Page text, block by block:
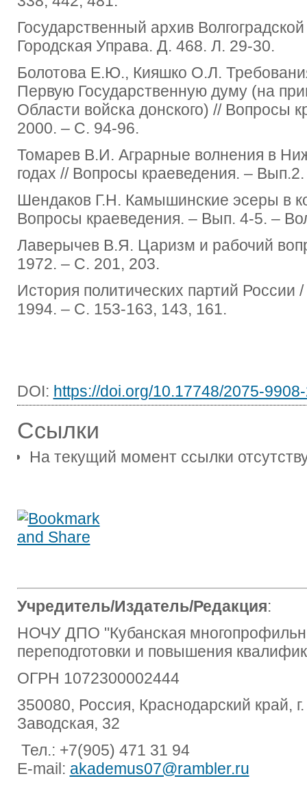
Государственный архив
Городская Управа. Д. 468. Л. 29-30.
Болотова Е.Ю., Кияшко О.Л.
Первую Государственную думу (на
Области войска донского) // Вопросы
2000. ‒ С. 94-96.
Томарев В.И. Аграрные волнения в
годах // Вопросы краеведения. ‒
Шендаков Г.Н. Камышинские эсеры в
Вопросы краеведения. ‒ Вып. 4-5. ‒
Лаверычев В.Я. Царизм и рабочий
1972. ‒ С. 201, 203.
История политических партий
1994. ‒ С. 153-163, 143, 161.
DOI: https://doi.org/10.17748/2075-
Ссылки
На текущий момент ссылки
Учредитель/Издатель/Редакция:
НОЧУ ДПО "Кубанская
переподготовки и повышения
ОГРН 1072300002444
350080, Россия, Краснодарский край,
Заводская, 32
Тел.: +7(905) 471 31 94
E-mail: akademus07@rambler.ru